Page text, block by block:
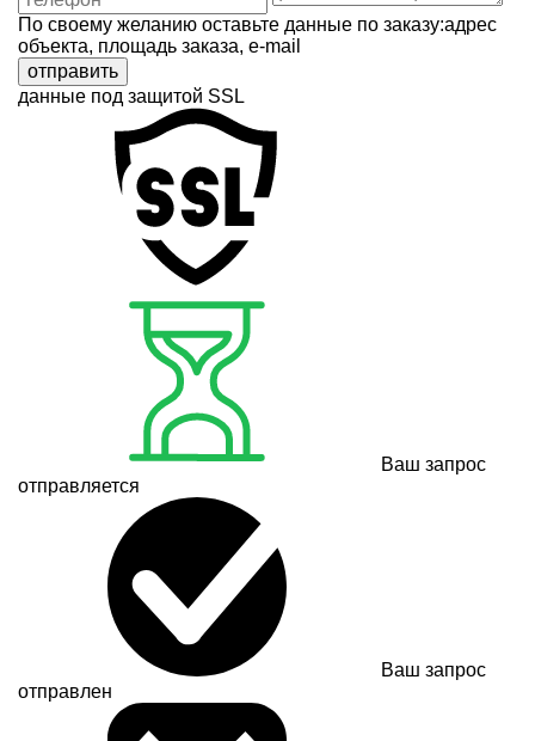
По своему желанию оставьте данные по заказу:адрес
объекта, площадь заказа, e-mail
отправить
данные под защитой SSL
Ваш запрос
отправляется
Ваш запрос
отправлен